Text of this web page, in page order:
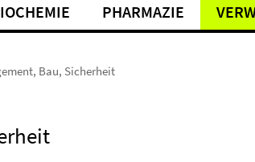
PHARMAZIE
Bau, Sicherheit